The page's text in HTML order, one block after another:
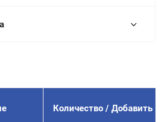
Количество / Добавить